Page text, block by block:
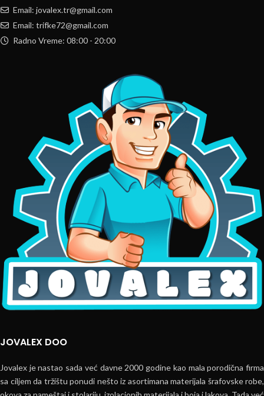
Email: jovalex.tr@gmail.com
Email: trifke72@gmail.com
Radno Vreme: 08:00 - 20:00
JOVALEX DOO
Jovalex je nastao sada već davne 2000 godine kao mala porodična firma
sa ciljem da tržištu ponudi nešto iz asortimana materijala šrafovske robe,